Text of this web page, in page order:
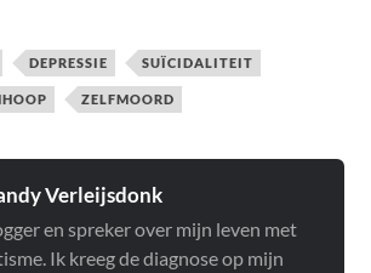
DEPRESSIE SUÏCIDALITEIT
ZELFMOORD
Verleijsdonk
en spreker over mijn leven met
Ik kreeg de diagnose op mijn